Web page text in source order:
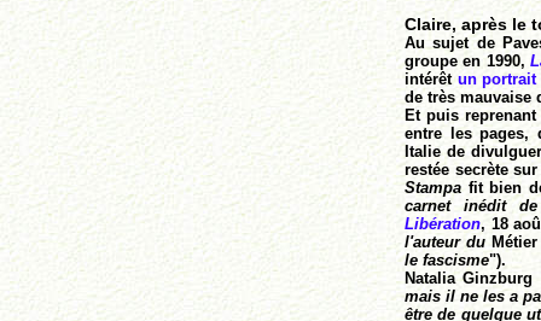
Claire, après le
Au sujet de
groupe en 1990,
intérêtun portrait
de très mauvaise
Et puis
entre les pages,
Italie de
restée secrète
Stampa fit bien
carnet inédit
Libération, 18
l'auteur du
le fascisme").
Natalia
mais il ne les a
être de quelque